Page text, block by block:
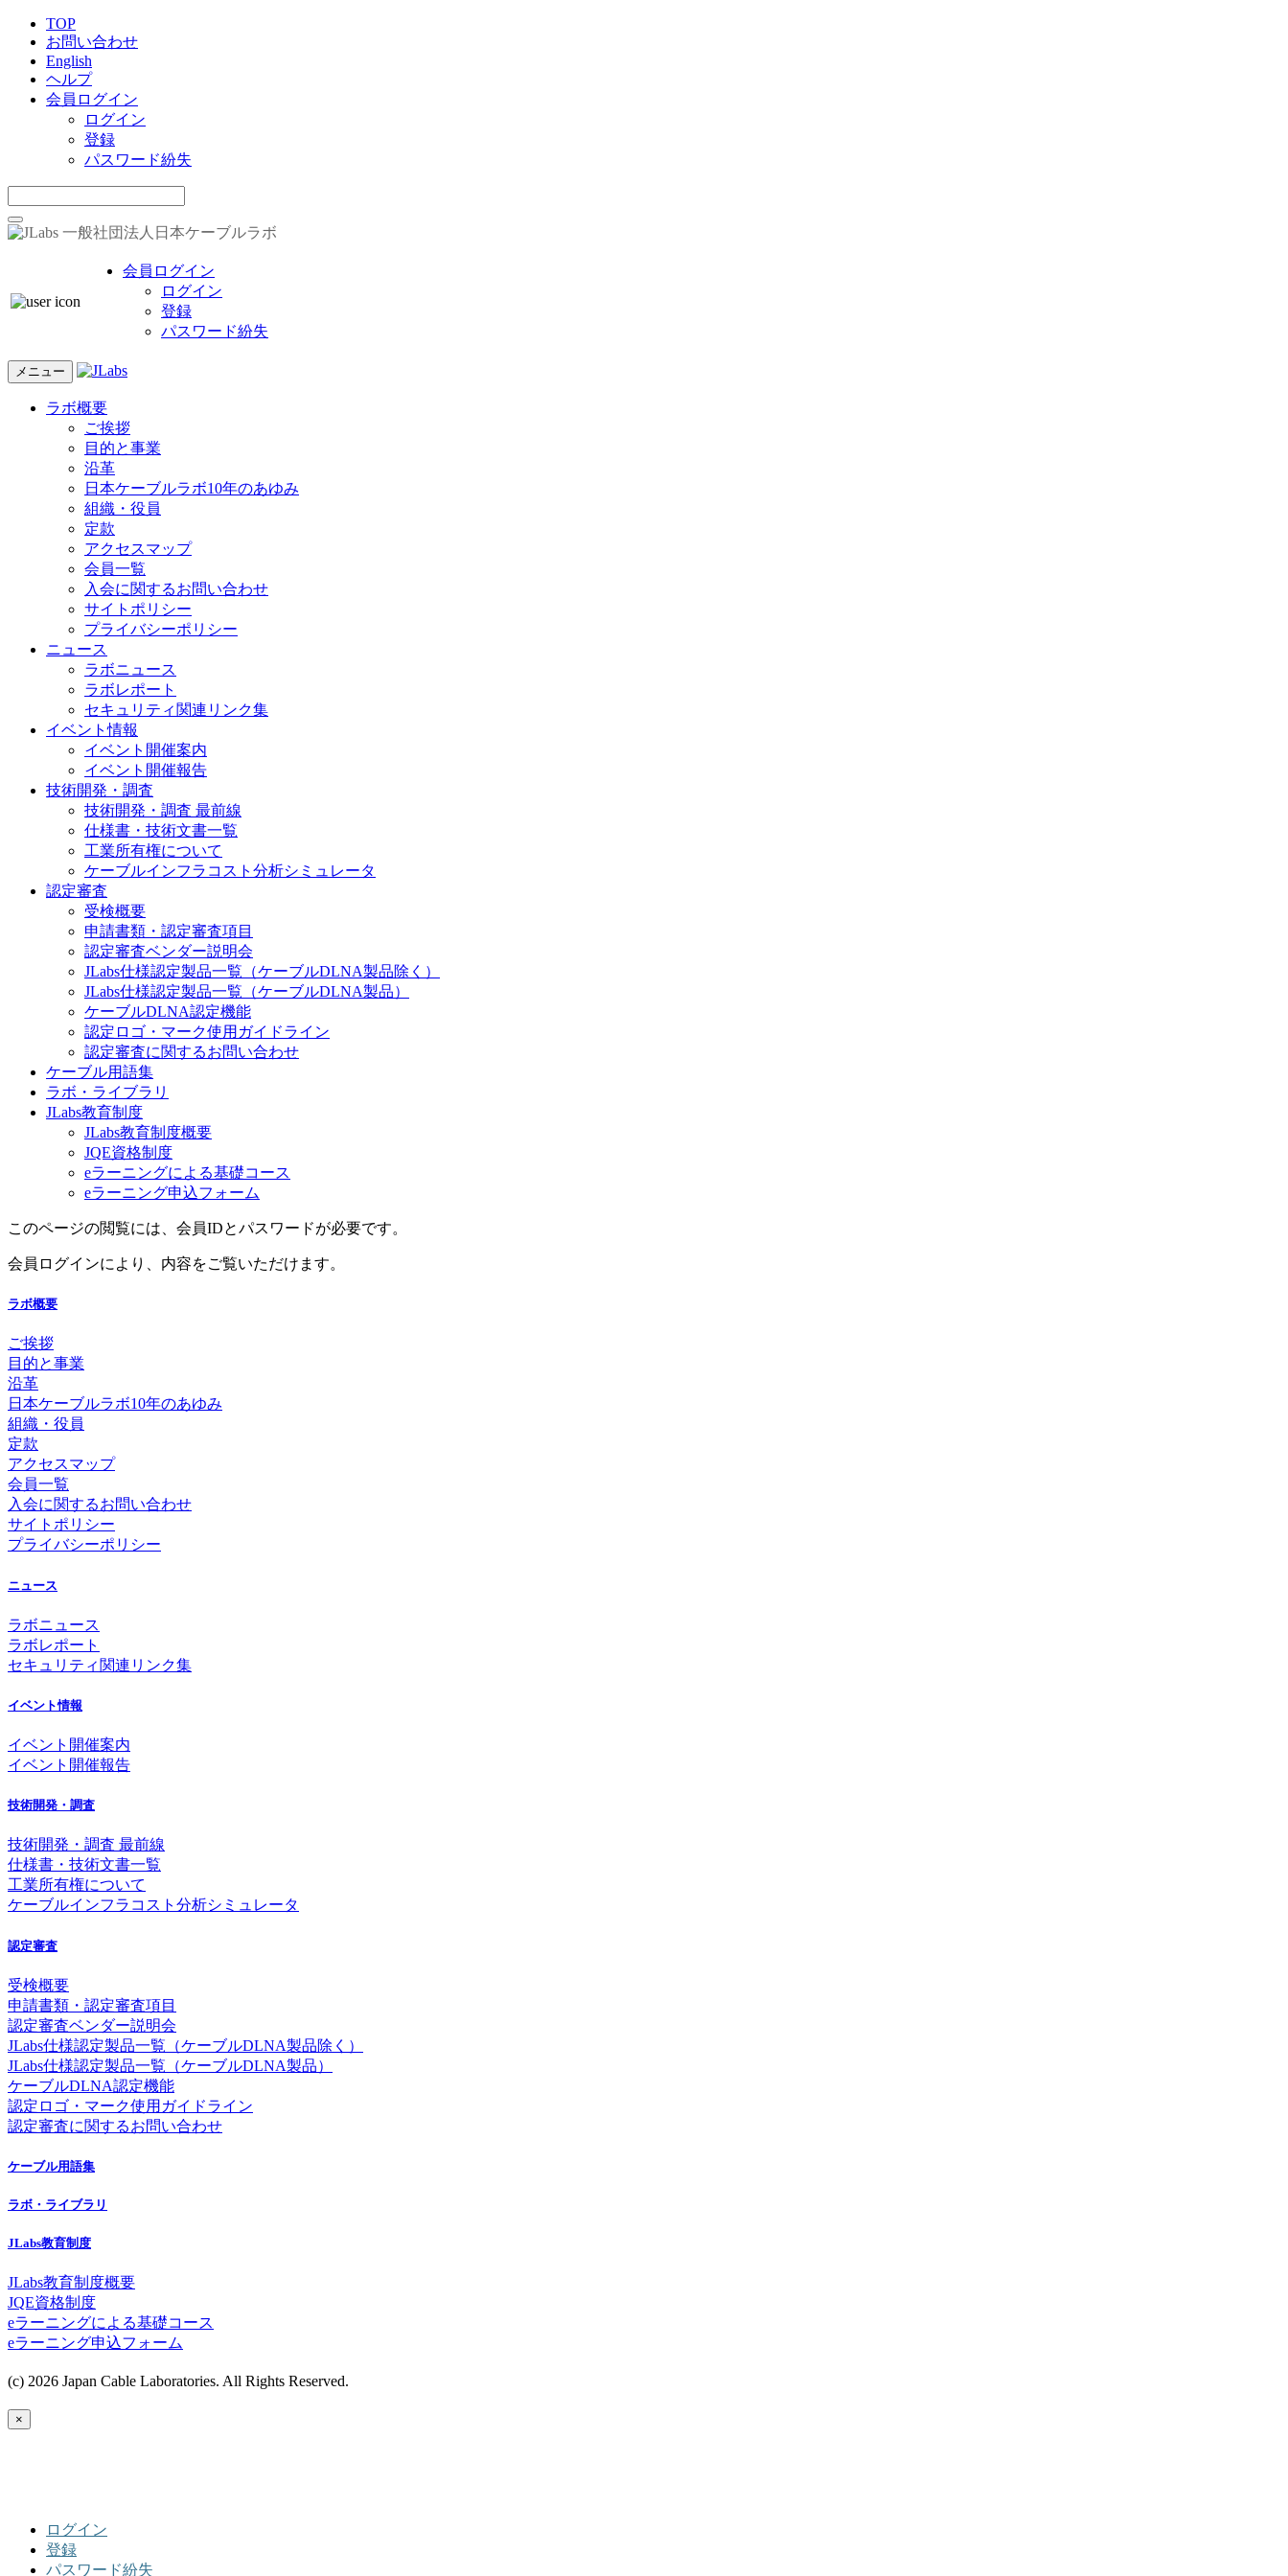
TOP
お問い合わせ
English
ヘルプ
会員ログイン
ログイン
登録
パスワード紛失
一般社団法人日本ケーブルラボ
会員ログイン
ログイン
登録
パスワード紛失
メニュー
ラボ概要
ご挨拶
目的と事業
沿革
日本ケーブルラボ10年のあゆみ
組織・役員
定款
アクセスマップ
会員一覧
入会に関するお問い合わせ
サイトポリシー
プライバシーポリシー
ニュース
ラボニュース
ラボレポート
セキュリティ関連リンク集
イベント情報
イベント開催案内
イベント開催報告
技術開発・調査
技術開発・調査 最前線
仕様書・技術文書一覧
工業所有権について
ケーブルインフラコスト分析シミュレータ
認定審査
受検概要
申請書類・認定審査項目
認定審査ベンダー説明会
JLabs仕様認定製品一覧（ケーブルDLNA製品除く）
JLabs仕様認定製品一覧（ケーブルDLNA製品）
ケーブルDLNA認定機能
認定ロゴ・マーク使用ガイドライン
認定審査に関するお問い合わせ
ケーブル用語集
ラボ・ライブラリ
JLabs教育制度
JLabs教育制度概要
JQE資格制度
eラーニングによる基礎コース
eラーニング申込フォーム
このページの閲覧には、会員IDとパスワードが必要です。
会員ログインにより、内容をご覧いただけます。
ラボ概要
ご挨拶
目的と事業
沿革
日本ケーブルラボ10年のあゆみ
組織・役員
定款
アクセスマップ
会員一覧
入会に関するお問い合わせ
サイトポリシー
プライバシーポリシー
ニュース
ラボニュース
ラボレポート
セキュリティ関連リンク集
イベント情報
イベント開催案内
イベント開催報告
技術開発・調査
技術開発・調査 最前線
仕様書・技術文書一覧
工業所有権について
ケーブルインフラコスト分析シミュレータ
認定審査
受検概要
申請書類・認定審査項目
認定審査ベンダー説明会
JLabs仕様認定製品一覧（ケーブルDLNA製品除く）
JLabs仕様認定製品一覧（ケーブルDLNA製品）
ケーブルDLNA認定機能
認定ロゴ・マーク使用ガイドライン
認定審査に関するお問い合わせ
ケーブル用語集
ラボ・ライブラリ
JLabs教育制度
JLabs教育制度概要
JQE資格制度
eラーニングによる基礎コース
eラーニング申込フォーム
(c) 2026 Japan Cable Laboratories. All Rights Reserved.
×
ログイン
登録
パスワード紛失